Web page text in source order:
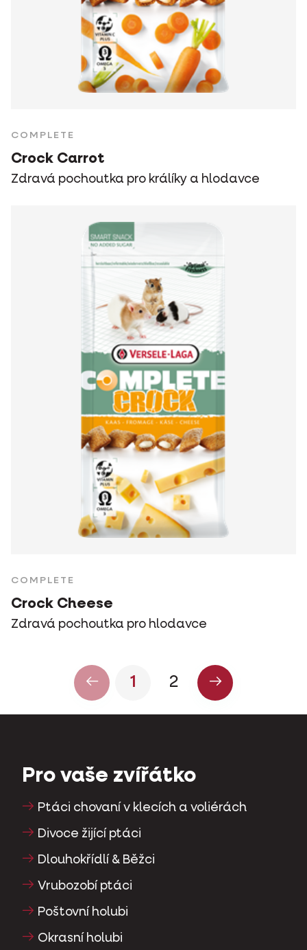
COMPLETE
Crock Carrot
Zdravá pochoutka pro králíky a hlodavce
COMPLETE
Crock Cheese
Zdravá pochoutka pro hlodavce
1 2
Pro vaše zvířátko
Ptáci chovaní v klecích a voliérách
Divoce žijící ptáci
Dlouhokřídlí & Běžci
Vrubozobí ptáci
Poštovní holubi
Okrasní holubi